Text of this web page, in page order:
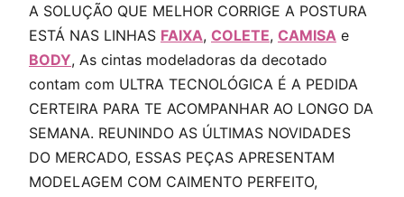
A SOLUÇÃO QUE MELHOR CORRIGE A POSTURA
ESTÁ NAS LINHAS FAIXA, COLETE, CAMISA e
BODY, As cintas modeladoras da decotado
contam com ULTRA TECNOLÓGICA É A PEDIDA
CERTEIRA PARA TE ACOMPANHAR AO LONGO DA
SEMANA. REUNINDO AS ÚLTIMAS NOVIDADES
DO MERCADO, ESSAS PEÇAS APRESENTAM
MODELAGEM COM CAIMENTO PERFEITO,